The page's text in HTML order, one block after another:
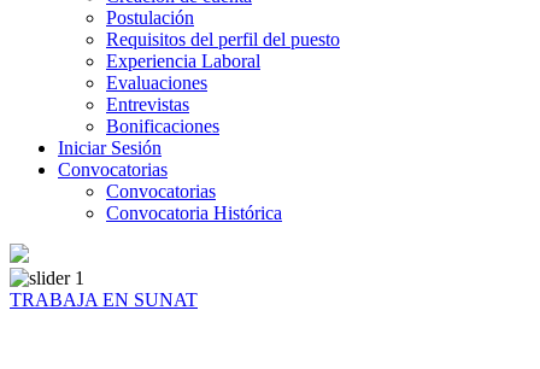
Postulación
Requisitos del perfil del puesto
Experiencia Laboral
Evaluaciones
Entrevistas
Bonificaciones
Iniciar Sesión
Convocatorias
Convocatorias
Convocatoria Histórica
TRABAJA EN SUNAT